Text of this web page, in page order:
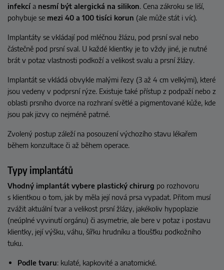
infekcía nesmí být alergická na silikon. Cena zákroku se liší,
pohybuje se mezi 40 a 100 tisíci korun (ale může stát i víc).
Implantáty se vkládají pod mléčnou žlázu, pod prsní sval nebo
částečně pod prsní sval. U každé klientky je to vždy jiné, je nutné
brát v potaz vlastnosti podkoží a velikost svalu a prsní žlázy.
Implantát se vkládá obvykle malými řezy (3 až 4 cm velkými), které
jsou vedeny v podprsní rýze. Existuje také přístup z podpaží nebo z
oblasti prsního dvorce na rozhraní světlé a pigmentované kůže, kde
jsou pak jizvy co nejméně patrné.
Zvolený postup záleží na posouzení výchozího stavu lékařem
během konzultace či až během operace.
Typy implantátů
Vhodný implantát vybere plastický chirurg po rozhovoru
s klientkou o tom, jak by měla její nová prsa vypadat. Přitom musí
zvážit aktuální tvar a velikost prsní žlázy, jakékoliv hypoplazie
(neúplné vyvinutí orgánu) či asymetrie, ale bere v potaz i postavu
klientky, její výšku, váhu, šířku hrudníku a tloušťku podkožního
tuku.
Podle tvaru: kulaté, kapkovité a anatomické.